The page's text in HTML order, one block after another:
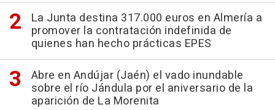
La Junta destina 317.000 euros en Almería a
promover la contratación indefinida de
quienes han hecho prácticas EPES
Abre en Andújar (Jaén) el vado inundable
sobre el río Jándula por el aniversario de la
aparición de La Morenita